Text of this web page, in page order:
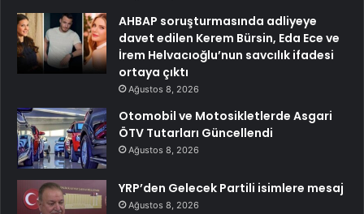
AHBAP soruşturmasında adliyeye
davet edilen Kerem Bürsin, Eda Ece ve
İrem Helvacıoğlu’nun savcılık ifadesi
ortaya çıktı
Ağustos 8, 2026
Otomobil ve Motosikletlerde Asgari
ÖTV Tutarları Güncellendi
Ağustos 8, 2026
YRP’den Gelecek Partili isimlere mesaj
Ağustos 8, 2026